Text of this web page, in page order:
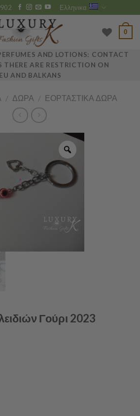
Ελληνικα
0
AND LOTIONS: CONTACT
THERE ARE RESTRICTION ON
AND BALKANS
/ ΔΏΡΑ / ΕΟΡΤΑΣΤΙΚΆ ΔΏΡΑ
Γούρι 2023